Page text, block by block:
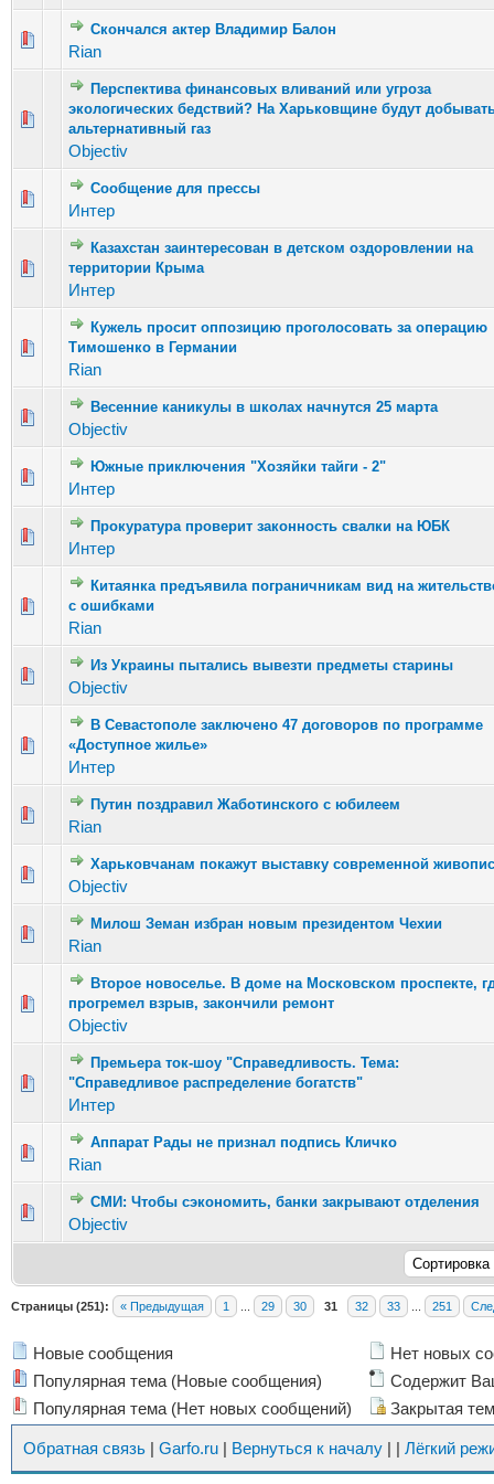
Скончался актер Владимир Балон
Rian
Голосов: 4 - Средняя оценка: 1.5 из 5
12345
Перспектива финансовых вливаний или угроза
экологических бедствий? На Харьковщине будут
альтернативный газ
Objectiv
Голосов: 4 - Средняя оценка: 2.25 из 5
12345
Сообщение для прессы
Интер
Голосов: 1 - Средняя оценка: 1 из 5
1234 5
Казахстан заинтересован в детском оздоровлении на
территории Крыма
Интер
Голосов: 3 - Средняя оценка: 2.33 из 5
1234
Кужель просит оппозицию проголосовать за операцию
Тимошенко в Германии
Rian
Голосов: 2 - Средняя оценка: 1 из 5
12345
Весенние каникулы в школах начнутся 25 марта
Objectiv
Голосов: 2 - Средняя оценка: 3 из 5
12345
Южные приключения "Хозяйки тайги - 2"
Интер
Голосов: 1 - Средняя оценка: 1 из 5
1234 5
Прокуратура проверит законность свалки на ЮБК
Интер
Голосов: 4 - Средняя оценка: 2.5 из 5
12345
Китаянка предъявила пограничникам вид на
с ошибками
Rian
Голосов: 6 - Средняя оценка: 2.67 из 5
Из Украины пытались вывезти предметы старины
Objectiv
Голосов: 2 - Средняя оценка: 3 из 5
1 2345
В Севастополе заключено 47 договоров по программе
«Доступное жилье»
Интер
Голосов: 6 - Средняя оценка: 2.67 из 5
12345
Путин поздравил Жаботинского с юбилеем
Rian
Голосов: 4 - Средняя оценка: 2.5 из 5
12345
Харьковчанам покажут выставку современной
Objectiv
Голосов: 4 - Средняя оценка: 2.5 из 5
123 45
Милош Земан избран новым президентом Чехии
Rian
Голосов: 4 - Средняя оценка: 3 из 5
12 345
Второе новоселье. В доме на Московском проспекте,
прогремел взрыв, закончили ремонт
Objectiv
Голосов: 3 - Средняя оценка: 2.67 из 5
123 45
Премьера ток-шоу "Справедливость. Тема:
"Справедливое распределение богатств"
Интер
Голосов: 3 - Средняя оценка: 1 из 5
1 2345
Аппарат Рады не признал подпись Кличко
Rian
Голосов: 10 - Средняя оценка: 2.8 из 5
123 45
СМИ: Чтобы сэкономить, банки закрывают отделения
Objectiv
Голосов: 9 - Средняя оценка: 2.78 из 5
1 2345
Страницы (251): « Предыдущая 1 29 30 31 32 33 251
Новые сообщения
Популярная тема (Новые сообщения)
Популярная тема (Нет новых сообщений)
Нет новых
Содержит
Закрытая
Обратная связь | Garfo.ru | Вернуться к началу | | Лёгкий